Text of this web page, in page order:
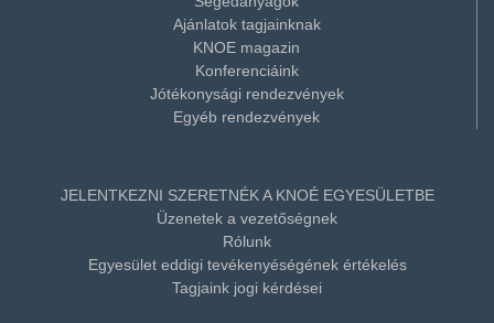
Ajánlatok tagjainknak
KNOE magazin
Konferenciáink
Jótékonysági rendezvények
Egyéb rendezvények
JELENTKEZNI SZERETNÉK A KNOÉ EGYESÜLETBE
Üzenetek a vezetőségnek
Rólunk
Egyesület eddigi tevékenyéségének értékelés
Tagjaink jogi kérdései